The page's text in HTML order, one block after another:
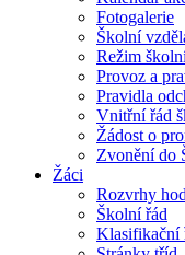
Fotogalerie
Školní
Režim
Provoz a
Pravidla
Vnitřní řád
Žádost o
Zvonění do
Žáci
Rozvrhy
Školní řád
Klasifikační